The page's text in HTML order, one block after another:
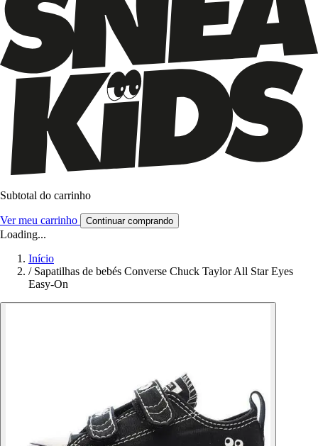
Subtotal do carrinho
Ver meu carrinho Continuar comprando
Loading...
Início
/ Sapatilhas de bebés Converse Chuck Taylor All Star Eyes
Easy-On